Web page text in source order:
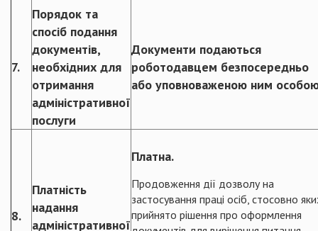
7.
Порядок та
спосіб подання
документів,
необхідних для
отримання
адміністративної
послуги
Документи подаються
роботодавцем безпосередньо
або уповноваженою ним
8.
Платність
надання
адміністративної
Платна.
Продовження дії дозволу на
застосування праці осіб, стосовно
прийнято рішення про оформлення